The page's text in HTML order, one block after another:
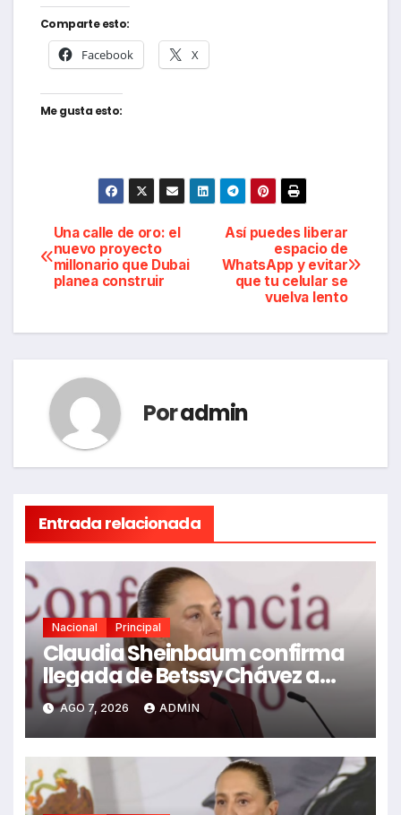
Comparte esto:
Facebook X
Me gusta esto:
Navegación
de
Así puedes liberar
espacio de
WhatsApp y evitar
que tu celular se
vuelva lento
Una calle de oro: el
nuevo proyecto
millonario que Dubai
planea construir
Poradmin
Entrada relacionada
Nacional Principal
Claudia Sheinbaum confirma
llegada de Betssy Chávez a
México tras asilo
AGO 7, 2026 ADMIN